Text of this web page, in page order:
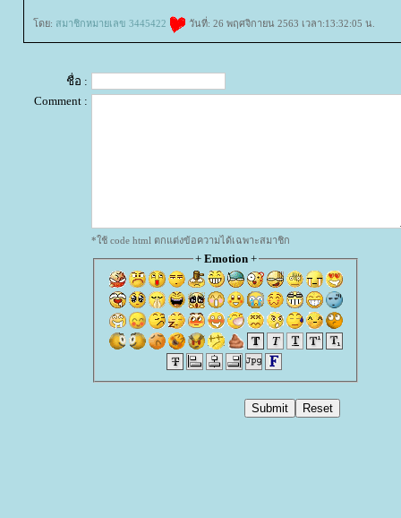
ดย: สมาชิกหมายเลข 3445422 วันที่: 26 พฤศจิกายน 2563 เวลา:13:32:05 น.
ชื่อ :
Comment :
*ใช้ code html ตกแต่งข้อความได้เฉพาะสมาชิก
+ Emotion+